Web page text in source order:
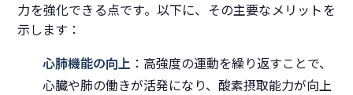
力を強化できる点です。以下に、その主要なメリットを
示します：
心肺機能の向上 ：高強度の運動を繰り返すことで、
心臓や肺の働きが活発になり、酸素摂取能力が向上